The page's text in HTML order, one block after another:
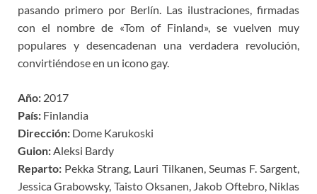
pasando primero por Berlín. Las ilustraciones, firmadas
con el nombre de «Tom of Finland», se vuelven muy
populares y desencadenan una verdadera revolución,
convirtiéndose en un icono gay.
Año: 2017
País: Finlandia
Dirección: Dome Karukoski
Guion:Aleksi Bardy
Reparto: Pekka Strang, Lauri Tilkanen, Seumas F. Sargent,
Jessica Grabowsky, Taisto Oksanen, Jakob Oftebro, Niklas